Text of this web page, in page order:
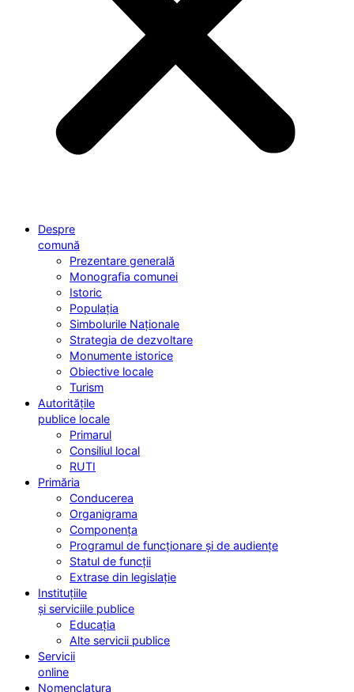
Despre
comună
Prezentare generală
Monografia comunei
Istoric
Populația
Simbolurile Naționale
Strategia de dezvoltare
Monumente istorice
Obiective locale
Turism
Autoritățile
publice locale
Primarul
Consiliul local
RUTI
Primăria
Conducerea
Organigrama
Componența
Programul de funcționare și de audiențe
Statul de funcții
Extrase din legislație
Instituțiile
și serviciile publice
Educația
Alte servicii publice
Servicii
online
Nomenclatura